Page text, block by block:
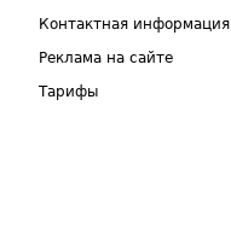
Контактная информация
Реклама на сайте
Тарифы